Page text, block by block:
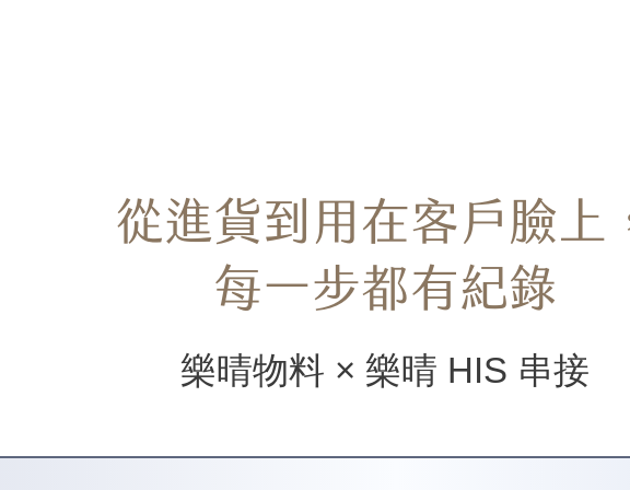
從進貨到用在客戶臉上
每一步都有紀錄
樂晴物料 × 樂晴 HIS 串接